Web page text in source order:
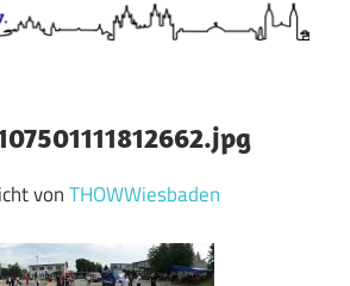
vonTHOWWiesbaden